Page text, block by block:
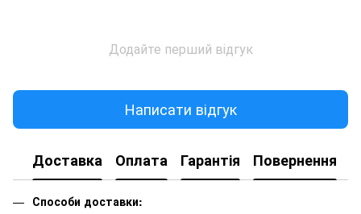
Додайте перший відгук
Написати відгук
Доставка Оплата Гарантія Повернення
Способи доставки: